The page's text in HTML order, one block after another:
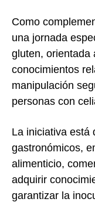
Como
una jornada
gluten, orientada
conocimientos
manipulación
personas con
La iniciativa está
gastronómicos,
alimenticio,
adquirir
garantizar la